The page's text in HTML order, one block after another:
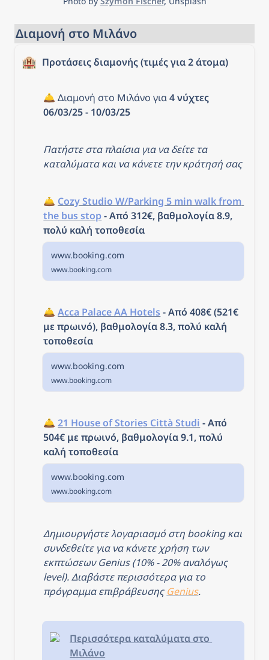
χαϊδέψετε, χαρακτήρες
συναναστραφείτε, ακόμη
και μικροσκοπικά μοντέλα
Διαμονή στο Μιλάνο
🏨 Προτάσεις διαμονής (τιμές για 2 άτομα)
🛎️ Διαμονή στο Μιλάνο για 4 νύχτες
06/03/25 - 10/03/25
Πατήστε στα πλαίσια για να δείτε τα
καταλύματα και να κάνετε την κράτησή σας
🛎️ Cozy Studio W/Parking 5 min walk from
the bus stop - Από 312€, βαθμολογία 8.9,
πολύ καλή τοποθεσία
www.booking.com
www.booking.com
🛎️ Acca Palace AA Hotels - Από 408€ (521€
με πρωινό), βαθμολογία 8.3, πολύ καλή
τοποθεσία
www.booking.com
www.booking.com
🛎️ 21 House of Stories Città Studi - Από
504€ με πρωινό, βαθμολογία 9.1, πολύ
καλή τοποθεσία
www.booking.com
www.booking.com
Δημιουργήστε λογαριασμό στη booking και
συνδεθείτε για να κάνετε χρήση των
εκπτώσεων Genius (10% - 20% αναλόγως
level). Διαβάστε περισσότερα για το
πρόγραμμα επιβράβευσης Genius.
Περισσότερα καταλύματα στο
Μιλάνο